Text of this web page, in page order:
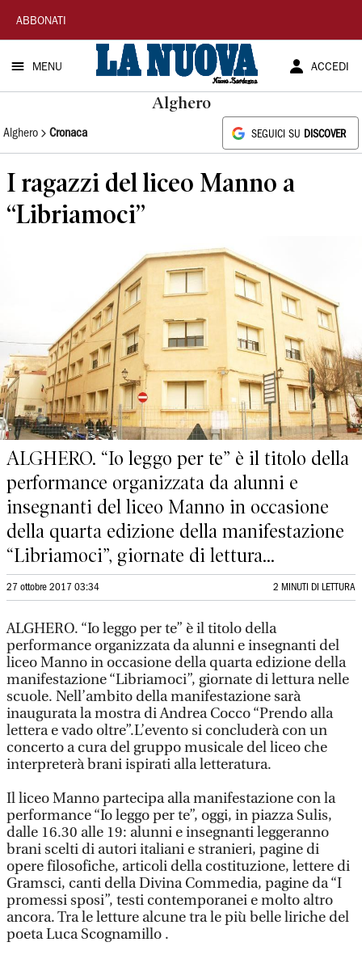
La
Nuova
Sardegna
ABBONATI
MENU ACCEDI
Alghero
Alghero Cronaca SEGUICI SU DISCOVER
I ragazzi del liceo Manno a
“Libriamoci”
ALGHERO. “Io leggo per te” è il titolo della
performance organizzata da alunni e
insegnanti del liceo Manno in occasione
della quarta edizione della manifestazione
“Libriamoci”, giornate di lettura...
27 ottobre 2017 03:34 2 MINUTI DI LETTURA
ALGHERO. “Io leggo per te” è il titolo della
performance organizzata da alunni e insegnanti del
liceo Manno in occasione della quarta edizione della
manifestazione “Libriamoci”, giornate di lettura nelle
scuole. Nell’ambito della manifestazione sarà
inaugurata la mostra di Andrea Cocco “Prendo alla
lettera e vado oltre”.L’evento si concluderà con un
concerto a cura del gruppo musicale del liceo che
interpreterà brani ispirati alla letteratura.
Il liceo Manno partecipa alla manifestazione con la
performance “Io leggo per te”, oggi, in piazza Sulis,
dalle 16.30 alle 19: alunni e insegnanti leggeranno
brani scelti di autori italiani e stranieri, pagine di
opere filosofiche, articoli della costituzione, lettere di
Gramsci, canti della Divina Commedia, pagine da “I
promessi sposi”, testi contemporanei e molto altro
ancora. Tra le letture alcune tra le più belle liriche del
poeta Luca Scognamillo .